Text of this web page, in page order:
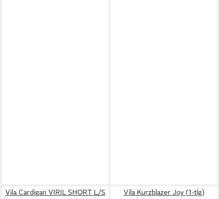
Vila Cardigan VIRIL SHORT L/S
Vila Kurzblazer Joy (1-tlg)